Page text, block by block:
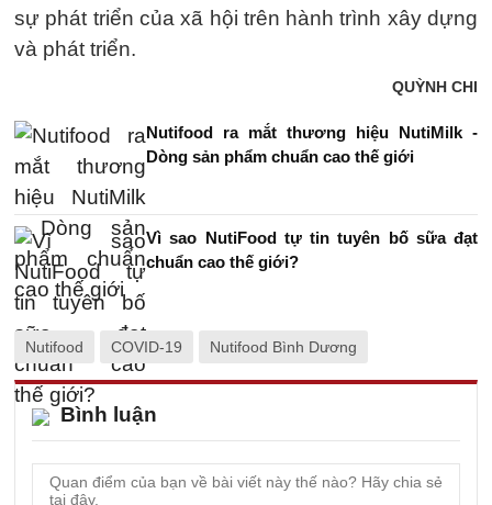
sự phát triển của xã hội trên hành trình xây dựng
và phát triển.
QUỲNH CHI
Nutifood ra mắt thương hiệu NutiMilk -
Dòng sản phẩm chuẩn cao thế giới
Vì sao NutiFood tự tin tuyên bố sữa đạt
chuẩn cao thế giới?
Nutifood COVID-19 Nutifood Bình Dương
Bình luận